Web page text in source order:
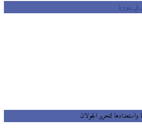
سوريا
لتحرير الجولان